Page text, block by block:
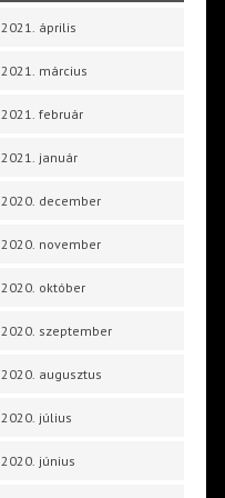
2021. április
2021. március
2021. február
2021. január
2020. december
2020. november
2020. október
2020. szeptember
2020. augusztus
2020. július
2020. június